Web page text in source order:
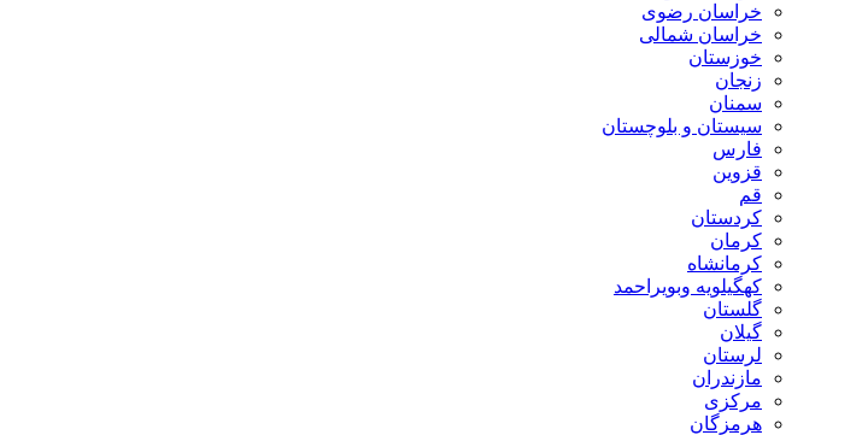
خراسان رضوی
خراسان شمالی
خوزستان
زنجان
سمنان
سیستان و بلوچستان
فارس
قزوین
قم
کردستان
کرمان
کرمانشاه
کهگیلویه وبویراحمد
گلستان
گیلان
لرستان
مازندران
مرکزی
هرمزگان